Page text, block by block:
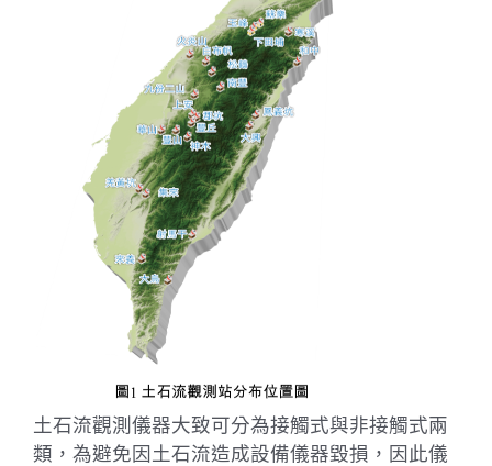
土石流觀測儀器大致可分為接觸式與非接觸式兩
類，為避免因土石流造成設備儀器毀損，因此儀